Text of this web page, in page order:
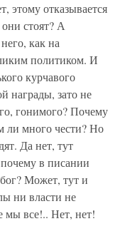
этому отказывается
стоят? А
как на
политиком. И
курчавого
награды, зато не
гонимого? Почему
ли много чести? Но
Да нет, тут
в писании
Может, тут и
ни власти не
все!.. Нет, нет!